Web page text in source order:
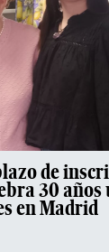
de
30 años
en Madrid